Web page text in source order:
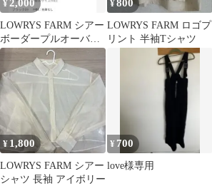
¥ 2,000
LOWRYS FARM シアー
ボーダープルオーバー
SS
¥800
LOWRYS FARM ロゴプ
リント 半袖Tシャツ
¥ 1,800
LOWRYS FARM シアー
シャツ 長袖 アイボリー
¥ 700
love様専用